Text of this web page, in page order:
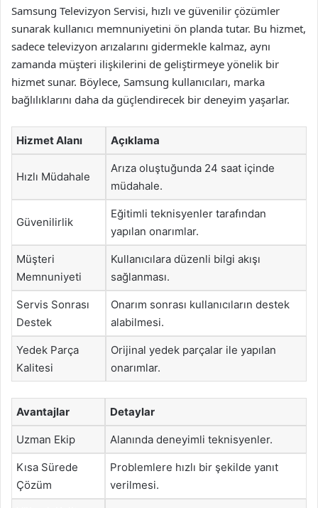
Samsung Televizyon Servisi, hızlı ve güvenilir çözümler
sunarak kullanıcı memnuniyetini ön planda tutar. Bu hizmet,
sadece televizyon arızalarını gidermekle kalmaz, aynı
zamanda müşteri ilişkilerini de geliştirmeye yönelik bir
hizmet sunar. Böylece, Samsung kullanıcıları, marka
bağlılıklarını daha da güçlendirecek bir deneyim yaşarlar.
Hizmet Alanı Açıklama
Hızlı Müdahale
Arıza oluştuğunda 24 saat içinde
müdahale.
Güvenilirlik
Eğitimli teknisyenler tarafından
yapılan onarımlar.
Müşteri
Memnuniyeti
Kullanıcılara düzenli bilgi akışı
sağlanması.
Servis Sonrası
Destek
Onarım sonrası kullanıcıların destek
alabilmesi.
Yedek Parça
Kalitesi
Orijinal yedek parçalar ile yapılan
onarımlar.
Avantajlar Detaylar
Uzman Ekip Alanında deneyimli teknisyenler.
Kısa Sürede
Çözüm
Problemlere hızlı bir şekilde yanıt
verilmesi.